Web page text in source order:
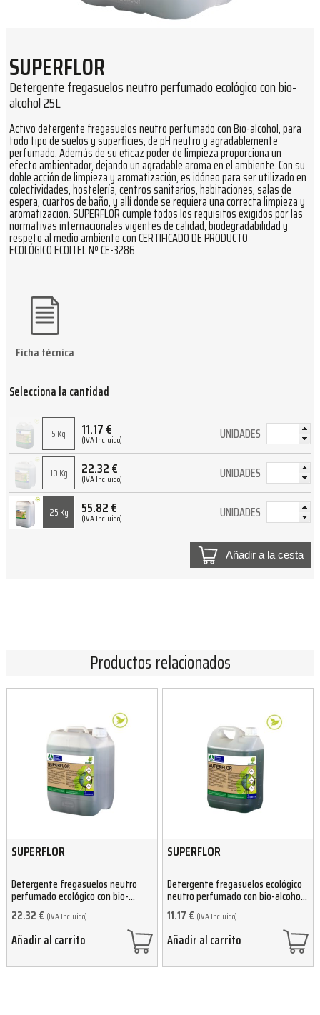
SUPERFLOR
Detergente fregasuelos neutro perfumado ecológico con bio-
alcohol 25L
Activo detergente fregasuelos neutro perfumado con Bio-alcohol, para
todo tipo de suelos y superficies, de pH neutro y agradablemente
perfumado. Además de su eficaz poder de limpieza proporciona un
efecto ambientador, dejando un agradable aroma en el ambiente. Con su
doble acción de limpieza y aromatización, es idóneo para ser utilizado en
colectividades, hostelería, centros sanitarios, habitaciones, salas de
espera, cuartos de baño, y allí donde se requiera una correcta limpieza y
aromatización. SUPERFLOR cumple todos los requisitos exigidos por las
normativas internacionales vigentes de calidad, biodegradabilidad y
respeto al medio ambiente con CERTIFICADO DE PRODUCTO
ECOLÓGICO ECOITEL Nº CE-3286
Selecciona la cantidad
5 Kg 11.17€
(IVA Incluido) UNIDADES
10 Kg 22.32€
(IVA Incluido) UNIDADES
25 Kg 55.82€
(IVA Incluido) UNIDADES
Añadir a la cesta
Ficha técnica
Productos relacionados
SUPERFLOR
Detergente fregasuelos neutro
perfumado ecológico con bio-
alcohol 10L
22.32 € (IVA Incluido)
Añadir al carrito
SUPERFLOR
Detergente fregasuelos ecológico
neutro perfumado con bio-alcohol
5L
11.17 € (IVA Incluido)
Añadir al carrito